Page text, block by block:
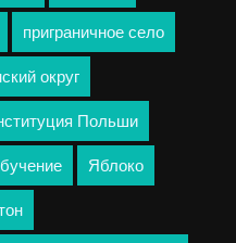
приграничное село
округ
Польши
Яблоко